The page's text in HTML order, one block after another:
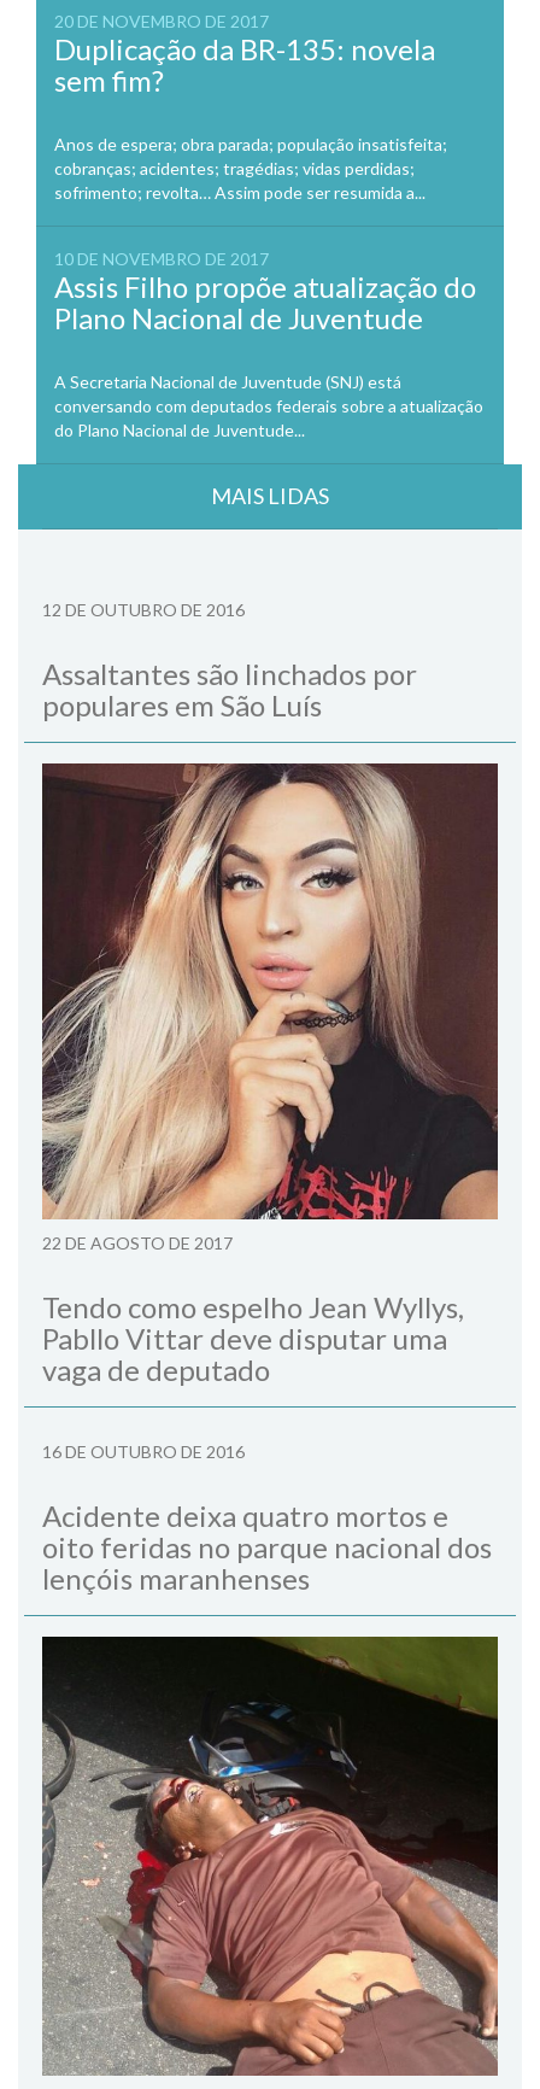
20 DE NOVEMBRO DE 2017
Duplicação da BR-135: novela
sem fim?
Anos de espera; obra parada; população insatisfeita;
cobranças; acidentes; tragédias; vidas perdidas;
sofrimento; revolta… Assim pode ser resumida a...
10 DE NOVEMBRO DE 2017
Assis Filho propõe atualização do
Plano Nacional de Juventude
A Secretaria Nacional de Juventude (SNJ) está
conversando com deputados federais sobre a atualização
do Plano Nacional de Juventude...
MAIS LIDAS
12 DE OUTUBRO DE 2016
Assaltantes são linchados por
populares em São Luís
22 DE AGOSTO DE 2017
Tendo como espelho Jean Wyllys,
Pabllo Vittar deve disputar uma
vaga de deputado
16 DE OUTUBRO DE 2016
Acidente deixa quatro mortos e
oito feridas no parque nacional dos
lençóis maranhenses